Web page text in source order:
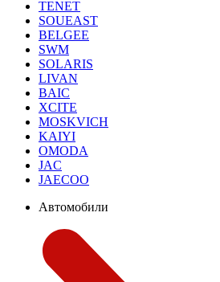
TENET
SOUEAST
BELGEE
SWM
SOLARIS
LIVAN
BAIC
XCITE
MOSKVICH
KAIYI
OMODA
JAC
JAECOO
Автомобили